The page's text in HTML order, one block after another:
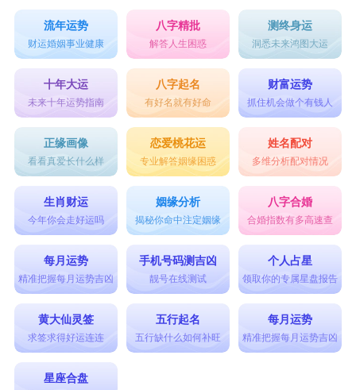
流年运势
财运婚姻事业健康
八字精批
解答人生困惑
测终身运
洞悉未来鸿图大运
十年大运
未来十年运势指南
八字起名
有好名就有好命
财富运势
抓住机会做个有钱人
正缘画像
看看真爱长什么样
恋爱桃花运
专业解答姻缘困惑
姓名配对
多维分析配对情况
生肖财运
今年你会走好运吗
姻缘分析
揭秘你命中注定姻缘
八字合婚
合婚指数有多高速查
每月运势
精准把握每月运势吉凶
手机号码测吉凶
靓号在线测试
个人占星
领取你的专属星盘报告
黄大仙灵签
求签求得好运连连
五行起名
五行缺什么如何补旺
每月运势
精准把握每月运势吉凶
星座合盘